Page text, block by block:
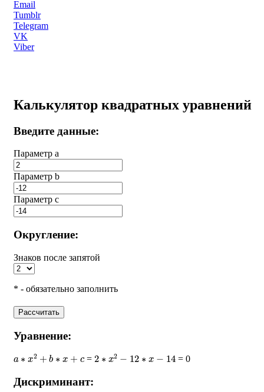
Email
Tumblr
Telegram
VK
Viber
Калькулятор квадратных уравнений
Введите данные:
Параметр a
Параметр b
Параметр с
Округление:
Знаков после запятой
* - обязательно заполнить
Рассчитать
Уравнение:
2 b ∗ = 2 2 12 ∗ = 0
Дискриминант: